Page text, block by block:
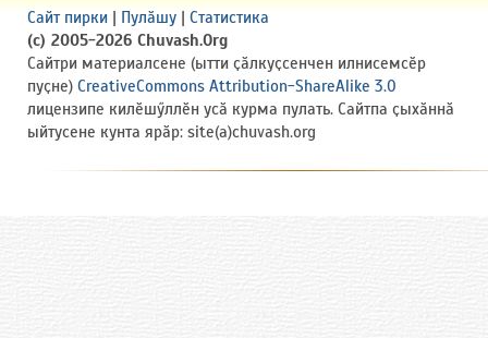
Сайт пирки | Пулӑшу | Статистика
(c) 2005-2026 Chuvash.Org
Сайтри материалсене (ытти ҫӑлкуҫсенчен илнисемсӗр
пуҫне) CreativeCommons Attribution-ShareAlike 3.0
лицензипе килӗшӳллӗн усӑ курма пулать. Сайтпа ҫыхӑннӑ
ыйтусене кунта ярӑр: site(a)chuvash.org